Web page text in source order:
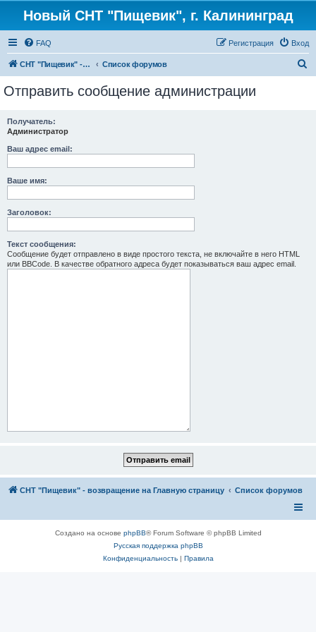
Новый СНТ "Пищевик", г. Калининград
FAQ Вход
Регистрация
СНТ "Пищевик" - возвращение на Главную страницу Список форумов
Отправить сообщение администрации
Получатель:
Администратор
Ваш адрес email:
Ваше имя:
Заголовок:
Текст сообщения:
Сообщение будет отправлено в виде простого текста, не включайте в него HTML
или BBCode. В качестве обратного адреса будет показываться ваш адрес email.
СНТ "Пищевик" - возвращение на Главную страницу Список форумов
Создано на основе phpBB® Forum Software © phpBB Limited
Русская поддержка phpBB
Конфиденциальность| Правила